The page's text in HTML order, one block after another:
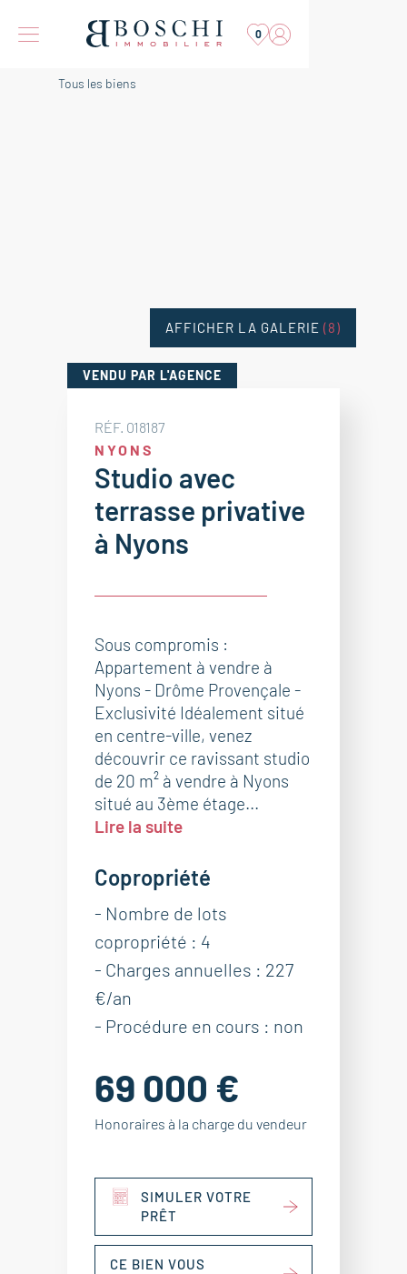
0
Tous les biens
VENDU PAR L'AGENCE
RÉF. 018187
NYONS
Studio avec
terrasse privative
à Nyons
Sous compromis :
Appartement à vendre à
Nyons - Drôme Provençale -
Exclusivité Idéalement situé
en centre-ville, venez
découvrir ce ravissant studio
de 20 m² à vendre à Nyons
situé au 3ème étage...
Lire la suite
Copropriété
- Nombre de lots
copropriété : 4
- Charges annuelles : 227
€/an
- Procédure en cours : non
69 000 €
Honoraires à la charge du vendeur
SIMULER VOTRE
PRÊT
CE BIEN VOUS
AFFICHER LA GALERIE (8)